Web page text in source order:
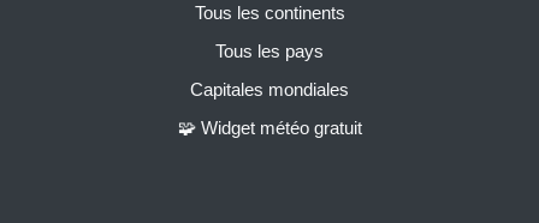
Tous les continents
Tous les pays
Capitales mondiales
🧩 Widget météo gratuit